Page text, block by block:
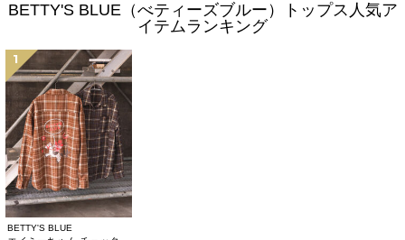
BETTY'S BLUE（べティーズブルー）トップス人気ア
イテムランキング
1
BETTY'S BLUE